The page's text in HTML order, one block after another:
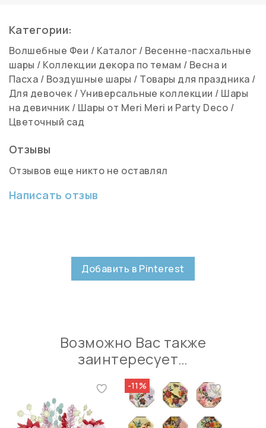
Категории:
Волшебные Феи / Каталог / Весенне-пасхальные
шары / Коллекции декора по темам / Весна и
Пасха / Воздушные шары / Товары для праздника /
Для девочек /Универсальные коллекции / Шары
на девичник / Шары от Meri Meri и Party Deco /
Цветочный сад
Отзывы
Отзывов еще никто не оставлял
Написать отзыв
Добавить в Pinterest
Возможно Вас также
заинтересует…
-11%